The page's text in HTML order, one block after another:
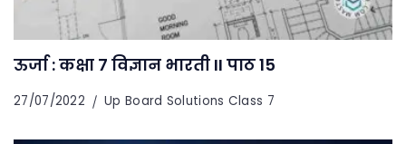
ऊर्जा : कक्षा 7 विज्ञान भारती II पाठ 15
27/07/2022 Up Board Solutions Class 7